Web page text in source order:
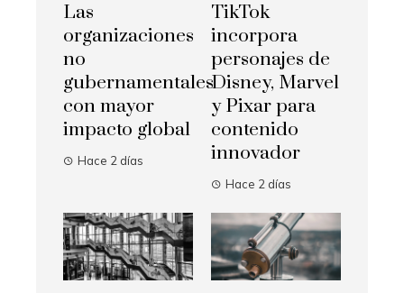
Las
organizaciones
no
gubernamentales
con mayor
impacto global
Hace 2 días
TikTok
incorpora
personajes de
Disney, Marvel
y Pixar para
contenido
innovador
Hace 2 días